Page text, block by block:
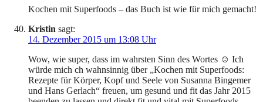
Kochen mit Superfoods – das Buch ist wie für mich gemacht!
Kristin sagt:
14. Dezember 2015 um 13:08 Uhr
Wow, wie super, dass im wahrsten Sinn des Wortes ☺️ Ich
würde mich ch wahnsinnig über „Kochen mit Superfoods:
Rezepte für Körper, Kopf und Seele von Susanna Bingemer
und Hans Gerlach“ freuen, um gesund und fit das Jahr 2015